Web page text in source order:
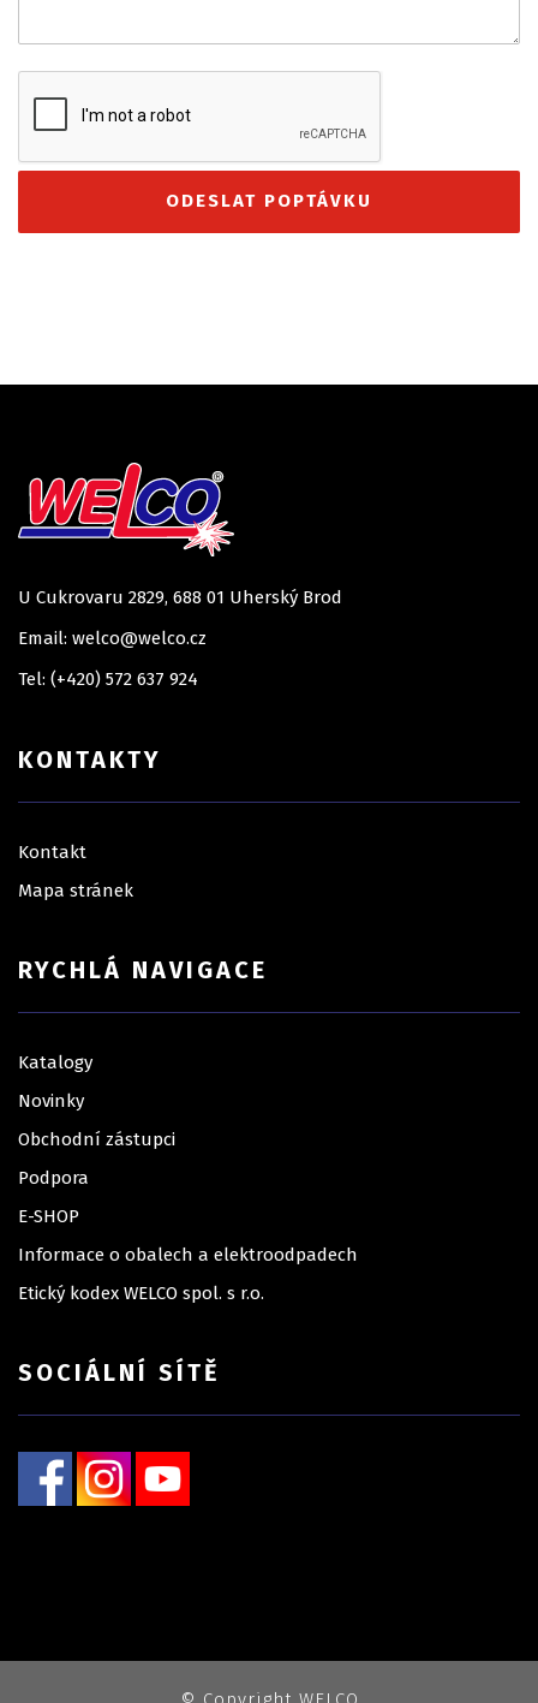
U Cukrovaru 2829, 688 01 Uherský Brod
Email: welco@welco.cz
Tel: (+420) 572 637 924
KONTAKTY
Kontakt
Mapa stránek
RYCHLÁ NAVIGACE
Katalogy
Novinky
Obchodní zástupci
Podpora
E-SHOP
Informace o obalech a elektroodpadech
Etický kodex WELCO spol. s r.o.
SOCIÁLNÍ SÍTĚ